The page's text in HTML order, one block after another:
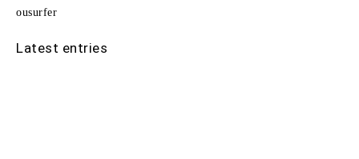
ousurfer
Latest entries